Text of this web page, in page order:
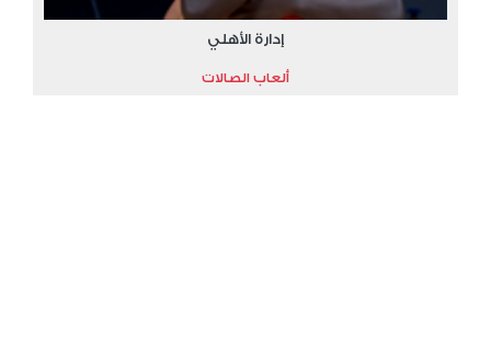
إدارة الأهلي
ألعاب الصالات